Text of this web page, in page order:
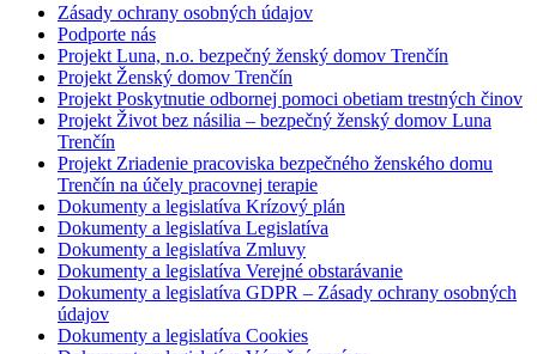
Zásady ochrany osobných údajov
Podporte nás
Projekt Luna, n.o. bezpečný ženský domov Trenčín
Projekt Ženský domov Trenčín
Projekt Poskytnutie odbornej pomoci obetiam trestných činov
Projekt Život bez násilia – bezpečný ženský domov Luna
Trenčín
Projekt Zriadenie pracoviska bezpečného ženského domu
Trenčín na účely pracovnej terapie
Dokumenty a legislatíva Krízový plán
Dokumenty a legislatíva Legislatíva
Dokumenty a legislatíva Zmluvy
Dokumenty a legislatíva Verejné obstarávanie
Dokumenty a legislatíva GDPR – Zásady ochrany osobných
údajov
Dokumenty a legislatíva Cookies